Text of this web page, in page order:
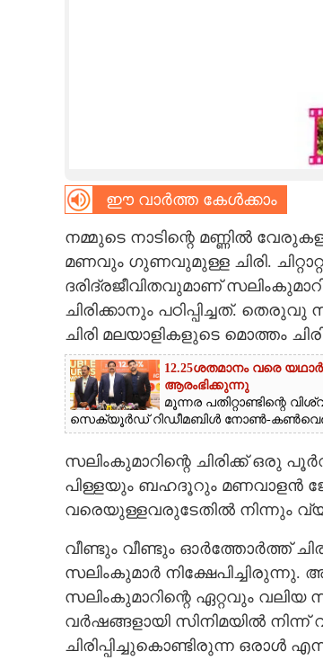
CARTOONS
LITERATURE
CONTACT US
ഈ വാർത്ത കേൾക്കാം
നമ്മുടെ നാടിന്റെ മണ്ണിൽ
മണവും ഗുണവുമുള്ള ചിരി.
ദരിദ്രജീവിതവുമാണ്
ചിരിക്കാനും പഠിപ്പിച്ചത്.
ചിരി മലയാളികളുടെ മൊത്തം
12.25ശതമാനം വരെ
ആരംഭിക്കുന്നു
മൂന്നര പതിറ്റാണ്ടിന്റെ
സെക്യൂർഡ് റിഡീമബിൾ നോൺ-
സലിംകുമാറിന്റെ ചിരിക്ക്
പിള്ളയും ബഹദൂറും മണവാളൻ
വരെയുള്ളവരുടേതിൽ നിന്നും
വീണ്ടും വീണ്ടും ഓർത്തോർത്ത്
സലിംകുമാർ
സലിംകുമാറിന്റെ ഏറ്റവും
വർഷങ്ങളായി സിനിമയിൽ നിന്ന്
ചിരിപ്പിച്ചുകൊണ്ടിരുന്ന